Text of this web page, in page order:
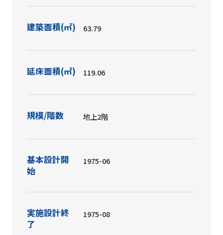
建築面積(㎡) 63.79
延床面積(㎡) 119.06
規模/階数 地上2階
基本設計開
始
1975-06
実施設計終
了
1975-08